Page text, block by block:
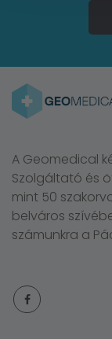
A Geomedical
Szolgáltató és
mint 50
belváros
számunkra a